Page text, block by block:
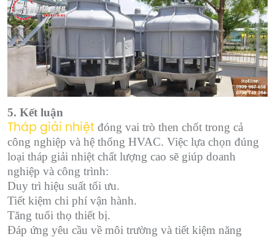
5. Kết luận
Tháp giải nhiệt đóng vai trò then chốt trong cả
công nghiệp và hệ thống HVAC. Việc lựa chọn đúng
loại tháp giải nhiệt chất lượng cao sẽ giúp doanh
nghiệp và công trình:
Duy trì hiệu suất tối ưu.
Tiết kiệm chi phí vận hành.
Tăng tuổi thọ thiết bị.
Đáp ứng yêu cầu về môi trường và tiết kiệm năng